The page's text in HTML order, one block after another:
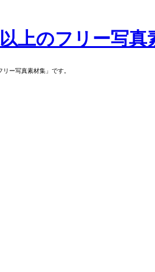
上のフリー写真
ー写真素材集」です。